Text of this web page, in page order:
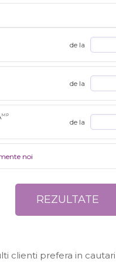
de la
de la
MP
de la
noi
clienti prefera in